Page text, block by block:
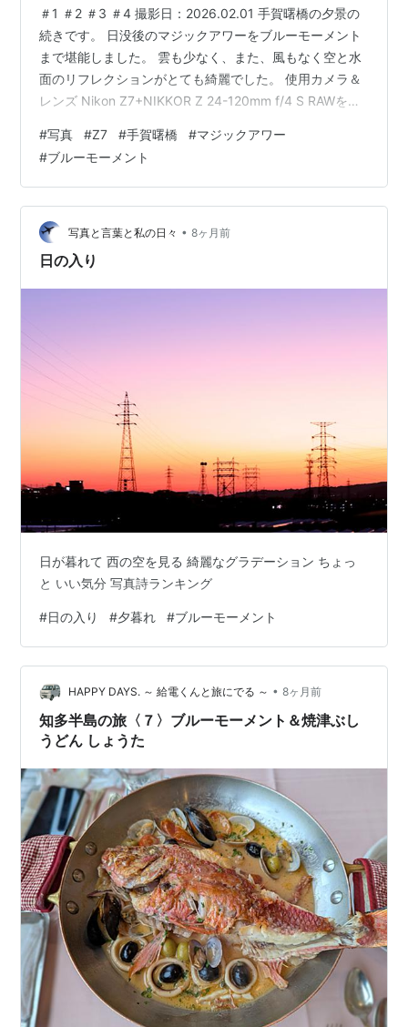
＃1 ＃2 ＃3 ＃4 撮影日：2026.02.01 手賀曙橋の夕景の
続きです。 日没後のマジックアワーをブルーモーメント
まで堪能しました。 雲も少なく、また、風もなく空と水
面のリフレクションがとても綺麗でした。 使用カメラ＆
レンズ Nikon Z7+NIKKOR Z 24-120mm f/4 S RAWを
たランキング参加中写真・カメラランキング参加中【公
式】2025年開設ブログランキング参加中Nikon
#写真 #Z7 #手賀曙橋 #マジックアワー
#ブルーモーメント
写真と言葉と私の日々 • 8ヶ月前
日の入り
日が暮れて 西の空を見る 綺麗なグラデーション ちょっ
と いい気分 写真詩ランキング
#日の入り #夕暮れ #ブルーモーメント
HAPPY DAYS. ～ 給電くんと旅にでる ～ • 8ヶ月前
知多半島の旅〈７〉ブルーモーメント＆焼津ぶし
うどん しょうた